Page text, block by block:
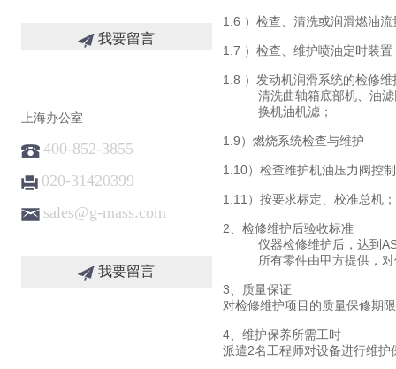
我要留言
上海办公室
400-852-3855
020-31420399
sales@g-mass.com
我要留言
1.6 ）检查、清洗或润滑燃油
1.7 ）检查、维护喷油定时装
1.8 ）发动机润滑系统的检修维
清洗曲轴箱底部机、油
换机油机滤；
1.9）燃烧系统检查与维护
1.10）检查维护机油压力阀控
1.11）按要求标定、校准总机
2、检修维护后验收标准
仪器检修维护后，达到
所有零件由甲方提供，
3、质量保证
对检修维护项目的质量保修期
4、维护保养所需工时
派遣2名工程师对设备进行维护